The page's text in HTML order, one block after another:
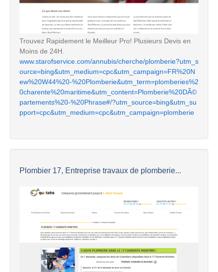
Trouvez Rapidement le Meilleur Pro! Plusieurs Devis en
Moins de 24H.
www.starofservice.com/annubis/cherche/plomberie?utm_s
ource=bing&utm_medium=cpc&utm_campaign=FR%20N
ew%20W44%20-%20Plomberie&utm_term=plomberies%2
0charente%20maritime&utm_content=Plomberie%20DÃ©
partements%20-%20Phrase#/?utm_source=bing&utm_su
pport=cpc&utm_medium=cpc&utm_campaign=plomberie
Plombier 17, Entreprise travaux de plomberie...